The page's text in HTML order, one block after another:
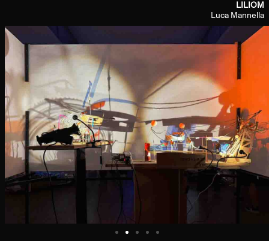
LILIOM
Luca Mannella